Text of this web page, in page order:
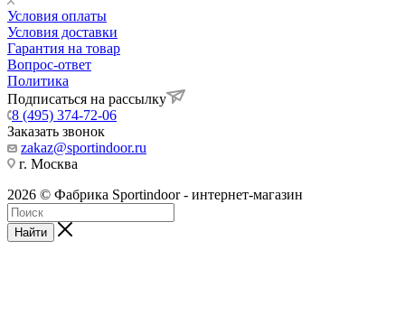
Условия оплаты
Условия доставки
Гарантия на товар
Вопрос-ответ
Политика
Подписаться на рассылку
8 (495) 374-72-06
Заказать звонок
zakaz@sportindoor.ru
г. Москва
2026 © Фабрика Sportindoor - интернет-магазин
Найти